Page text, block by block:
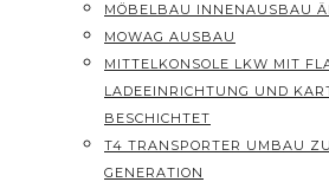
MÖBELBAU INNENAUSBAU
MOWAG AUSBAU
MITTELKONSOLE LKW MIT
LADEEINRICHTUNG UND
BESCHICHTET
T4 TRANSPORTER UMBAU
GENERATION